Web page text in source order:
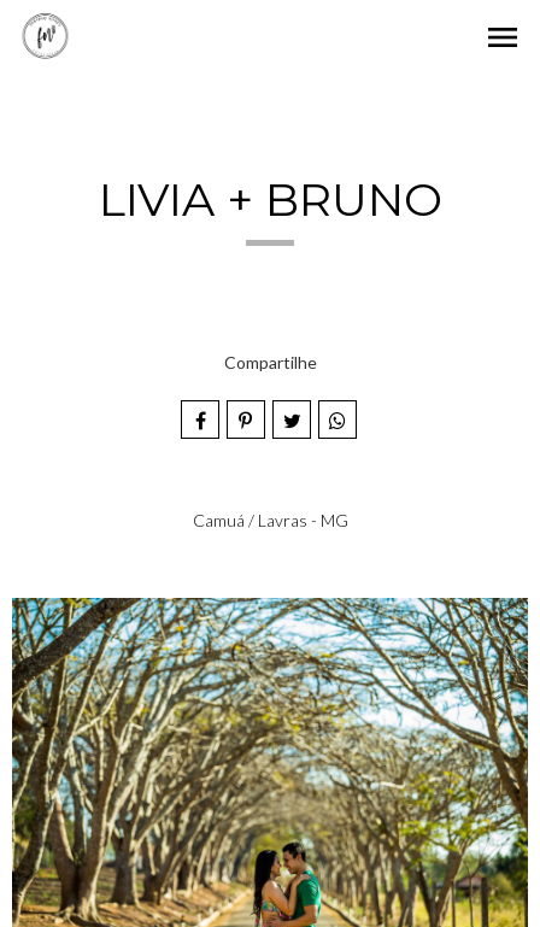
menu
LIVIA + BRUNO
Compartilhe
Camuá / Lavras - MG